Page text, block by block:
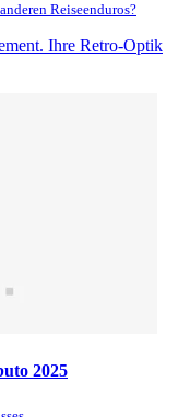
Reiseenduros?
Ihre Retro-Optik
2025